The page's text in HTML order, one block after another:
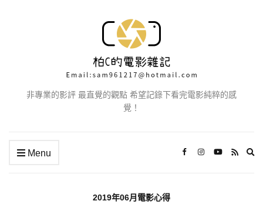
非專業的影評 最直覺的觀點 希望記錄下看完電影純粹的感
覺！
Menu
2019年06月電影心得